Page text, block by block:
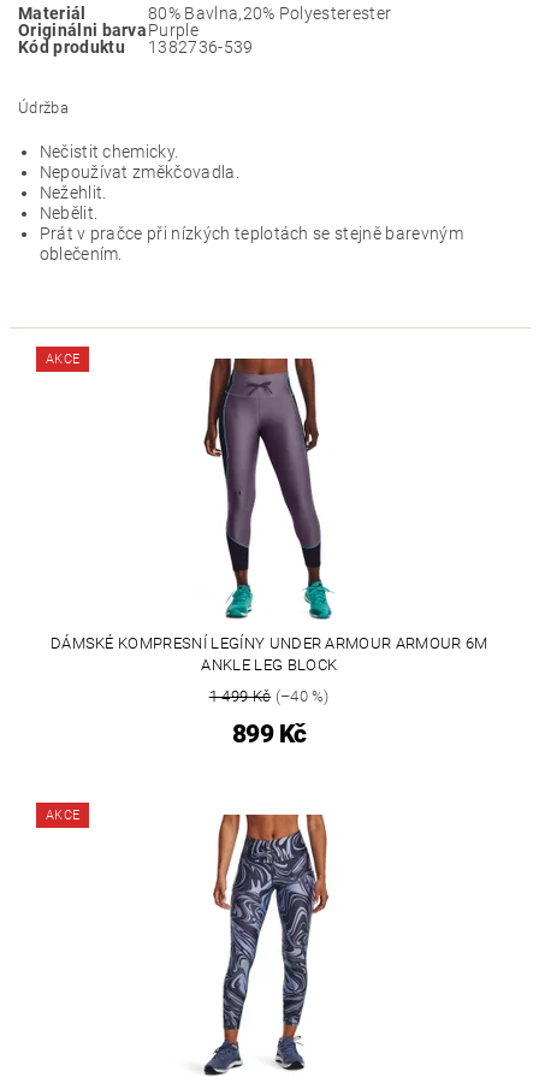
Materiál
80% Bavlna,20% Polyesterester
Originálni barvaPurple
Kód produktu
1382736-539
Údržba
Nečistit chemicky.
Nepoužívat změkčovadla.
Nežehlit.
Nebělit.
Prát v pračce při nízkých teplotách se stejně barevným
oblečením.
AKCE
DÁMSKÉ KOMPRESNÍ LEGÍNY UNDER ARMOUR ARMOUR 6M
ANKLE LEG BLOCK
1 499 Kč(–40 %)
899 Kč
AKCE